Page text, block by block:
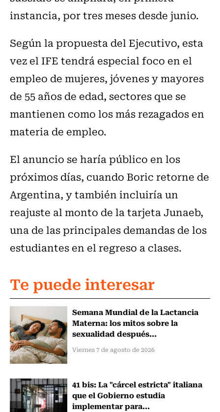
instancia, por tres meses desde junio.
Según la propuesta del Ejecutivo, esta
vez el IFE tendrá especial foco en el
empleo de mujeres, jóvenes y mayores
de 55 años de edad, sectores que se
mantienen como los más rezagados en
materia de empleo.
El anuncio se haría público en los
próximos días, cuando Boric retorne de
Argentina, y también incluiría un
reajuste al monto de la tarjeta Junaeb,
una de las principales demandas de los
estudiantes en el regreso a clases.
Te puede interesar
Semana Mundial de la Lactancia
Materna: los mitos sobre la
sexualidad después...
Viernes 7 de agosto de 2026
41 bis: La "cárcel estricta" italiana
que el Gobierno estudia
implementar para...